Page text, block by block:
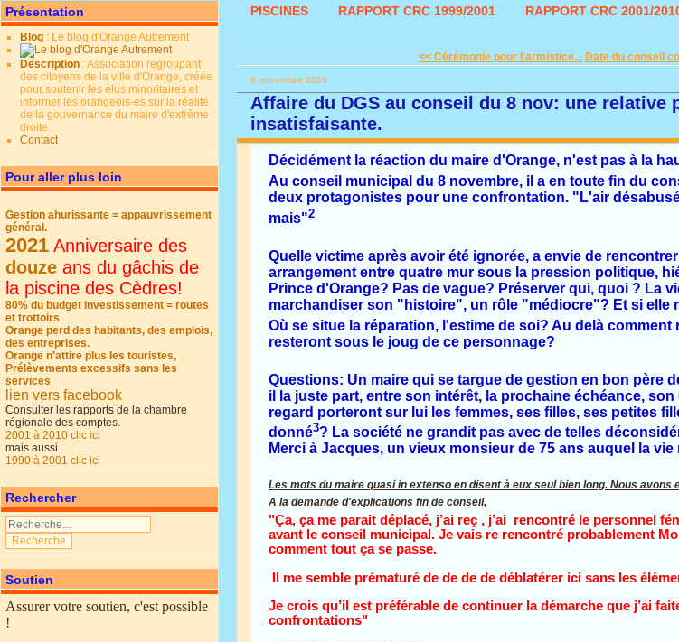
Présentation
Blog : Le blog d'Orange Autrement
Description : Association regroupant
des citoyens de la ville d'Orange, créée
pour soutenir les élus minoritaires et
informer les orangeois-es sur la réalité
de la gouvernance du maire d'extrême
droite.
Contact
Pour aller plus loin
Gestion ahurissante = appauvrissement
général.
2021 Anniversaire des
douze ans du gâchis de
la piscine des Cèdres!
80% du budget investissement = routes
et trottoirs
Orange perd des habitants, des emplois,
des entreprises.
Orange n'attire plus les touristes,
Prélèvements excessifs sans les
services
lien vers facebook
Consulter les rapports de la chambre
régionale des comptes.
2001 à 2010 clic ici
mais aussi
1990 à 2001 clic ici
Rechercher
Soutien
Assurer votre soutien, c'est possible
!
PISCINES RAPPORT CRC 1999/2001 RAPPORT CRC 2001/
<< Cérémonie pour l'armistice... Date du conseil
8 novembre 2019
Affaire du DGS au conseil du 8 nov: une relative
insatisfaisante.
Décidément la réaction du maire d'Orange, n'est pas à la
Au conseil municipal du 8 novembre, il a en toute fin du
deux protagonistes pour une confrontation. "L'air
mais"2
Quelle victime après avoir été ignorée, a envie de
arrangement entre quatre mur sous la pression politique,
Prince d'Orange? Pas de vague? Préserver qui, quoi ? La
marchandiser son "histoire", un rôle "médiocre"? Et si elle
Où se situe la réparation, l'estime de soi? Au delà
resteront sous le joug de ce personnage?
Questions: Un maire qui se targue de gestion en bon père
il la juste part, entre son intérêt, la prochaine échéance,
regard porteront sur lui les femmes, ses filles, ses petites
donné3? La société ne grandit pas avec de telles
Merci à Jacques, un vieux monsieur de 75 ans auquel la
Les mots du maire quasi in extenso en disent à eux seul bien long. Nous
A la demande d'explications fin de conseil,
"Ça, ça me parait déplacé, j’ai reç , j’ai rencontré le personnel
avant le conseil municipal. Je vais re rencontré probablement
comment tout ça se passe.
Il me semble prématuré de de de de déblatérer ici sans les
Je crois qu’il est préférable de continuer la démarche que j’ai
confrontations"